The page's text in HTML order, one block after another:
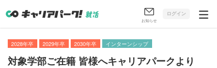
お知らせ
ログイン
2028年卒 2029年卒 2030年卒 インターンシップ
対象学部ご在籍 皆様へキャリアパークより